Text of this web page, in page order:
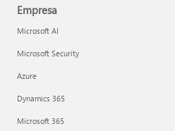
Empresa
Microsoft AI
Microsoft Security
Azure
Dynamics 365
Microsoft 365